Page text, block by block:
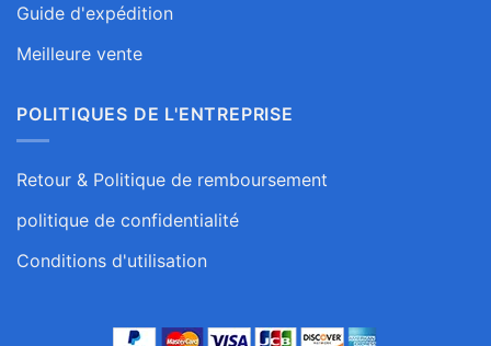
Guide d'expédition
Meilleure vente
POLITIQUES DE L'ENTREPRISE
Retour & Politique de remboursement
politique de confidentialité
Conditions d'utilisation